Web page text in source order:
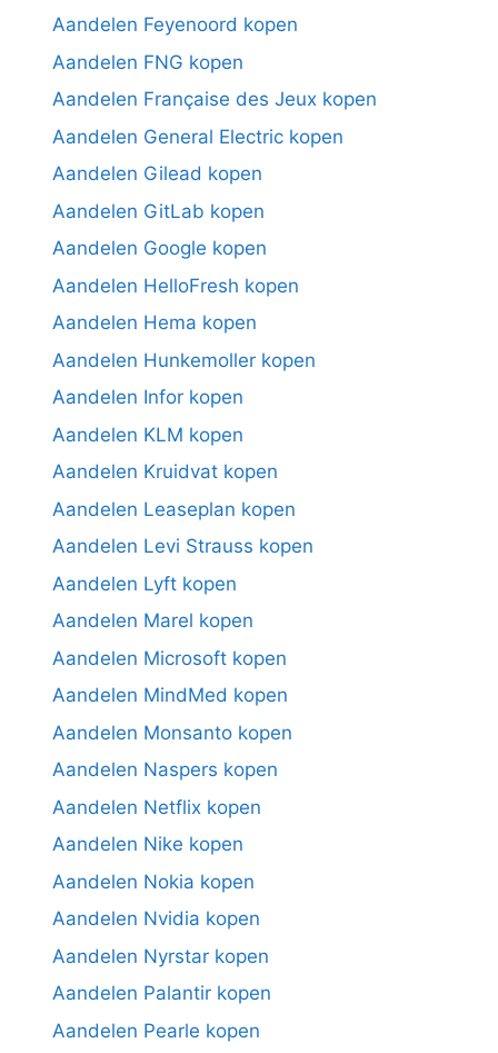
Aandelen Feyenoord kopen
Aandelen FNG kopen
Aandelen Française des Jeux kopen
Aandelen General Electric kopen
Aandelen Gilead kopen
Aandelen GitLab kopen
Aandelen Google kopen
Aandelen HelloFresh kopen
Aandelen Hema kopen
Aandelen Hunkemoller kopen
Aandelen Infor kopen
Aandelen KLM kopen
Aandelen Kruidvat kopen
Aandelen Leaseplan kopen
Aandelen Levi Strauss kopen
Aandelen Lyft kopen
Aandelen Marel kopen
Aandelen Microsoft kopen
Aandelen MindMed kopen
Aandelen Monsanto kopen
Aandelen Naspers kopen
Aandelen Netflix kopen
Aandelen Nike kopen
Aandelen Nokia kopen
Aandelen Nvidia kopen
Aandelen Nyrstar kopen
Aandelen Palantir kopen
Aandelen Pearle kopen